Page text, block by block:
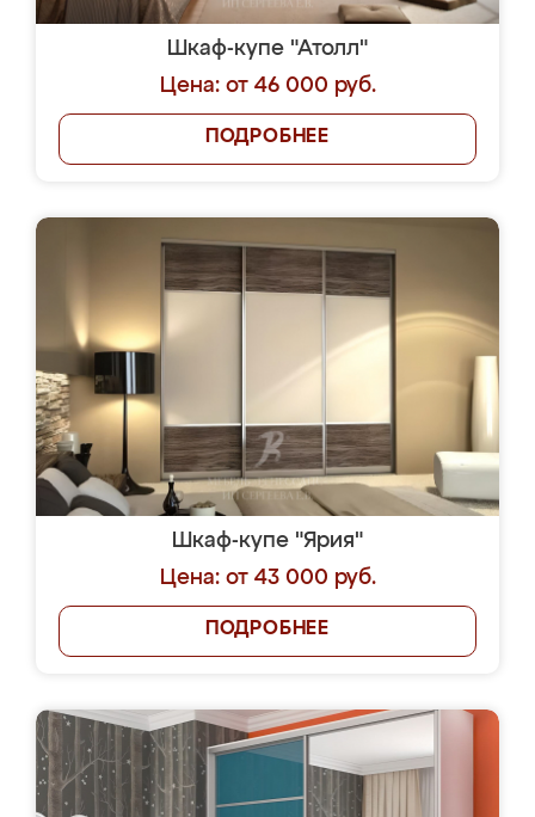
Шкаф-купе "Атолл"
Цена: от 46 000 руб.
ПОДРОБНЕЕ
Шкаф-купе "Ярия"
Цена: от 43 000 руб.
ПОДРОБНЕЕ